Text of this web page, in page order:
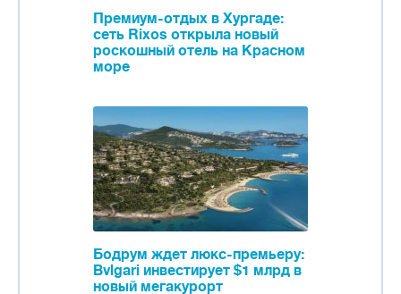
Премиум-отдых в Хургаде:
сеть Rixos открыла новый
роскошный отель на Красном
море
Бодрум ждет люкс-премьеру:
Bvlgari инвестирует $1 млрд в
новый мегакурорт